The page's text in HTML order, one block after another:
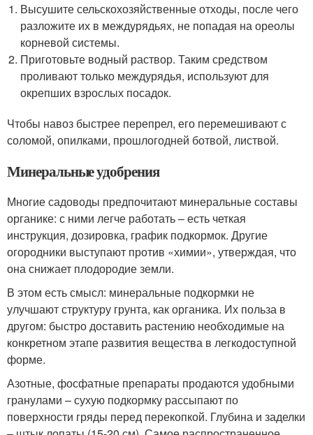
Высушите сельскохозяйственные отходы, после чего
разложите их в междурядьях, не попадая на ореолы
корневой системы.
Приготовьте водный раствор. Таким средством
проливают только междурядья, используют для
окрепших взрослых посадок.
Чтобы навоз быстрее перепрел, его перемешивают с
соломой, опилками, прошлогодней ботвой, листвой.
Минеральные удобрения
Многие садоводы предпочитают минеральные составы
органике: с ними легче работать – есть четкая
инструкция, дозировка, график подкормок. Другие
огородники выступают против «химии», утверждая, что
она снижает плодородие земли.
В этом есть смысл: минеральные подкормки не
улучшают структуру грунта, как органика. Их польза в
другом: быстро доставить растению необходимые на
конкретном этапе развития вещества в легкодоступной
форме.
Азотные, фосфатные препараты продаются удобными
гранулами – сухую подкормку рассыпают по
поверхности гряды перед перекопкой. Глубина и заделки